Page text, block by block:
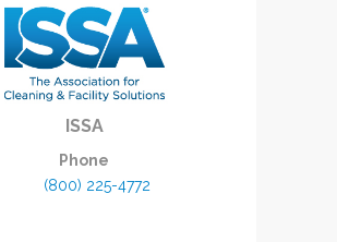
ISSA
Phone
(800) 225-4772